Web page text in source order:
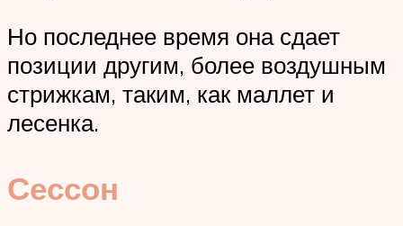
Но последнее время она сдает
позиции другим, более воздушным
стрижкам, таким, как маллет и
лесенка.
Сессон